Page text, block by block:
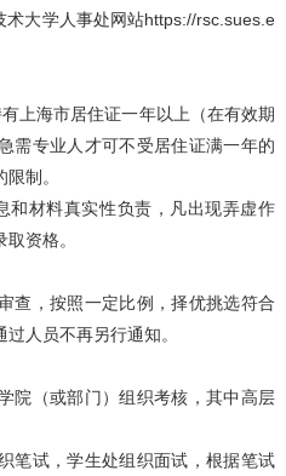
大学人事处网站https://rsc.sues.e
海市居住证一年以上（在有效期
需专业人才可不受居住证满一年的
制。
材料真实性负责，凡出现弄虚作
资格。
，按照一定比例，择优挑选符合
人员不再另行通知。
（或部门）组织考核，其中高层
试，学生处组织面试，根据笔试